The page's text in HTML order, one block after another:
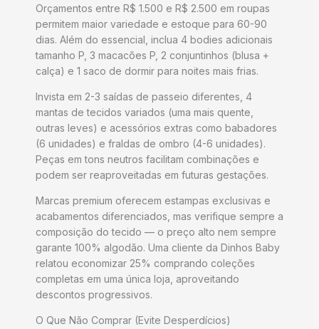
Orçamentos entre R$ 1.500 e R$ 2.500 em roupas
permitem maior variedade e estoque para 60-90
dias. Além do essencial, inclua 4 bodies adicionais
tamanho P, 3 macacões P, 2 conjuntinhos (blusa +
calça) e 1 saco de dormir para noites mais frias.
Invista em 2-3 saídas de passeio diferentes, 4
mantas de tecidos variados (uma mais quente,
outras leves) e acessórios extras como babadores
(6 unidades) e fraldas de ombro (4-6 unidades).
Peças em tons neutros facilitam combinações e
podem ser reaproveitadas em futuras gestações.
Marcas premium oferecem estampas exclusivas e
acabamentos diferenciados, mas verifique sempre a
composição do tecido — o preço alto nem sempre
garante 100% algodão. Uma cliente da Dinhos Baby
relatou economizar 25% comprando coleções
completas em uma única loja, aproveitando
descontos progressivos.
O Que Não Comprar (Evite Desperdícios)